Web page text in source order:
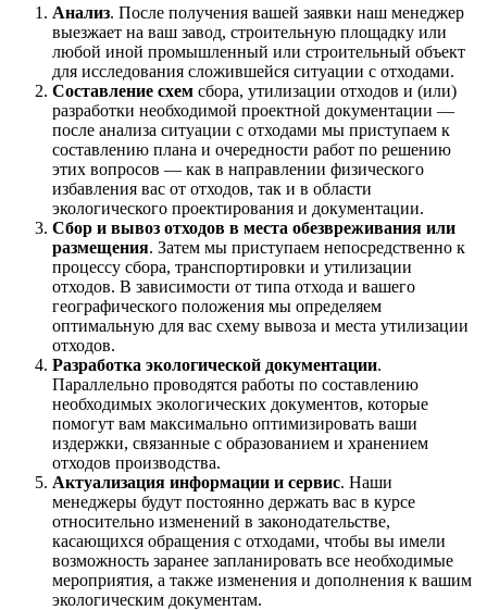
Анализ. После получения вашей заявки наш менеджер
выезжает на ваш завод, строительную площадку или
любой иной промышленный или строительный объект
для исследования сложившейся ситуации с отходами.
Составление схем сбора, утилизации отходов и (или)
разработки необходимой проектной документации —
после анализа ситуации с отходами мы приступаем к
составлению плана и очередности работ по решению
этих вопросов — как в направлении физического
избавления вас от отходов, так и в области
экологического проектирования и документации.
Сбор и вывоз отходов в места обезвреживания или
размещения. Затем мы приступаем непосредственно к
процессу сбора, транспортировки и утилизации
отходов. В зависимости от типа отхода и вашего
географического положения мы определяем
оптимальную для вас схему вывоза и места утилизации
отходов.
Разработка экологической документации.
Параллельно проводятся работы по составлению
необходимых экологических документов, которые
помогут вам максимально оптимизировать ваши
издержки, связанные с образованием и хранением
отходов производства.
Актуализация информации и сервис. Наши
менеджеры будут постоянно держать вас в курсе
относительно изменений в законодательстве,
касающихся обращения с отходами, чтобы вы имели
возможность заранее запланировать все необходимые
мероприятия, а также изменения и дополнения к вашим
экологическим документам.